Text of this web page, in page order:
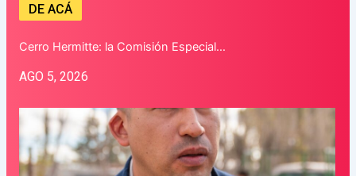
DE ACÁ
Cerro Hermitte: la Comisión Especial…
AGO 5, 2026